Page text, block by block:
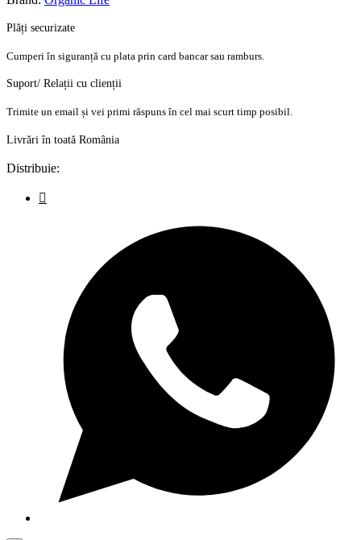
Plăți securizate
Cumperi în siguranță cu plata prin card bancar sau ramburs.
Suport/ Relații cu clienții
Trimite un email și vei primi răspuns în cel mai scurt timp posibil.
Livrări în toată România
Distribuie: